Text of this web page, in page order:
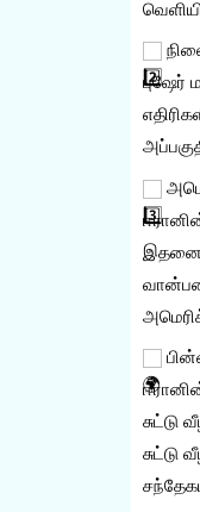
புஷேர்
இதனை
சுட்டு